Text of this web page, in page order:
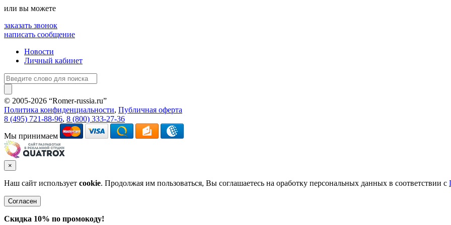
или вы можете
заказать звонок
написать сообщение
Новости
Личный кабинет
© 2005-2026 “Romer-russia.ru”
Политика конфиденциальности, Публичная оферта
8 (495) 721-88-96, 8 (800) 333-27-36
Мы принимаем
×
Наш сайт использует cookie. Продолжая им пользоваться, Вы соглашаетесь на оработку персональных данных в соответствии с
Согласен
Скидка 10% по промокоду!